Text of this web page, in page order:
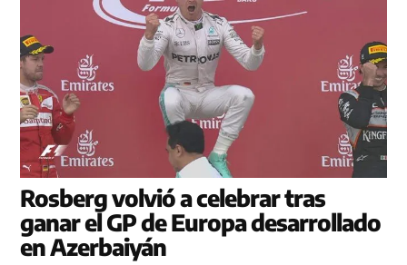
Rosberg volvió a celebrar tras
ganar el GP de Europa desarrollado
en Azerbaiyán